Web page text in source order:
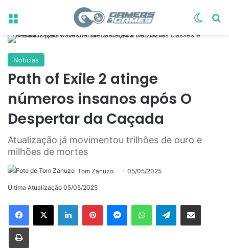
Menu
Notícias
Path of Exile 2 atinge
números insanos após O
Despertar da Caçada
Atualização já movimentou trilhões de ouro e
milhões de mortes
Tom Zanuzo 05/05/2025
Última Atualização 05/05/2025
LinkedinPinterestMessengerWhatsAppTelegramCompartilhar via e-mail
Imprimir